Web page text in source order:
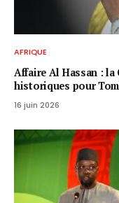
AFRIQUE
Affaire Al Hassan : la
historiques pour
16 juin 2026